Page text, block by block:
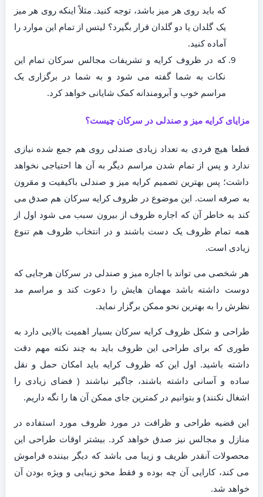
که باید روی هر میز باشد، توجه کنید. مثلاً اینکه روی هر میز
یک گلدان یا دو گلدان قرار بگیرد؟ لیتس از تمام این موارد را
آماده کنید.
که در ظروف کرایه و تشریفات مجالس سرکان تمام این
نکات به شما گفته می شود و به شما در برگزاری یک
مراسم خوب و آبرومندانه کمک شایانی خواهد کرد.
مزایای کرایه میز و صندلی در سرکان چیست؟
قطعا هیچ فردی به تعداد زیادی صندلی روی هم جمع شده نیازی
ندارد و پس از تمام شدن مراسم دیگر به آن ها احتیاجی نخواهد
داشت؛ پس بهترین تصمیم کرایه میز و صندلی باکیفیت و مقرون
به صرفه است. این موضوع در ظروف کرایه سرکان هم صدق می
کند به خاطر آن که اجاره ظروف از بیرون سبب می شود اول از
همه تمام ظروف یک دست باشند و در انتخاب ظروف هم تنوع
زیادی است.
هر شخصی می تواند با اجاره میز و صندلی در سرکان هرجایی که
دوست داشته باشد مهمان هایش را دعوت کند و مراسم مد
نظرش را به بهترین نحو ممکن برگزار نماید.
طراحی و شکل ظروف کرایه سرکان بسیار اهمیت بالایی دارد به
طوری که برای طراحی این ظروف باید به چند نکته مهم دقت
داشته باشید. اول این که ظروف کرایه باید امکان حمل و نقل
ساده و آسانی داشته باشند، جاگیر نباشند ( فضای زیادی را
اشغال نکنند) و بتوانیم در کمترین جای ممکن آن ها را نگه داریم.
این قضیه طراحی و ظرافت در مورد ظروف مورد استفاده در
منازل و مجالس نیز صدق خواهد کرد. بیشتر اوقات طراحی این
محصولات آنقدر ظریف و زیبا می باشد که دیگر بیننده فراموش
می کند، کارایی آن چه بوده و فقط محو زیبایی و ویژه بودن آن
خواهد شد.